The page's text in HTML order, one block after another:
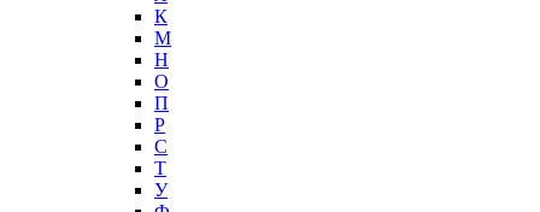
К
М
Н
О
П
Р
С
Т
У